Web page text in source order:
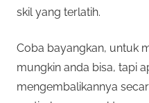
skil yang terlatih.
Coba bayangkan, untuk
mungkin anda bisa, tapi
mengembalikannya